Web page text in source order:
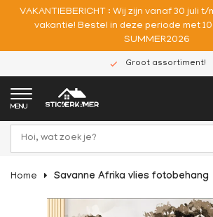
VAKANTIEBERICHT : Wij zijn vanaf 30 juli
vakantie! Bestel in deze periode met
SUMMER2026
Groot assortiment!
MENU
Home Savanne Afrika vlies fotobehang